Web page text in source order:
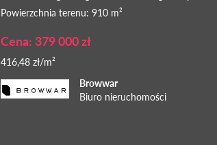
Powierzchnia terenu: 910 m²
Cena: 379 000 zł
416,48 zł/m²
Browwar
Biuro nieruchomości